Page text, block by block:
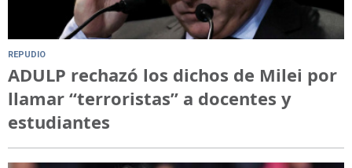
REPUDIO
ADULP rechazó los dichos de Milei por
llamar “terroristas” a docentes y
estudiantes